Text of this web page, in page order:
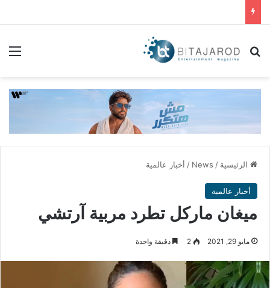
بحث عن
الرئيسية /
News
/ أخبار عالمية
أخبار عالمية
ميغان ماركل تطرد مربية آرتشي
مايو 29, 2021 2 دقيقة واحدة